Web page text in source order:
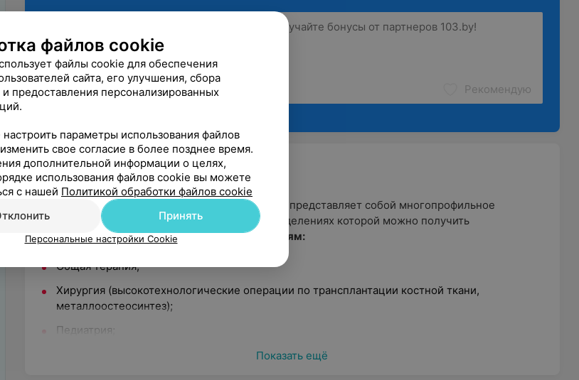
Рекомендую
О нас
Дзержинская центральная районная больница представляет собой многопрофильное
лечебно-профилактическое учреждение, в отделениях которой можно получить
профессиональную помощь по 24направлениям:
Общая терапия;
Хирургия (высокотехнологические операции по трансплантации костной ткани,
металлоостеосинтез);
Педиатрия;
Показать ещё
файлов cookie
файлы cookie для обеспечения
сайта, его улучшения, сбора
и предоставления персонализированных
параметры использования файлов
свое согласие в более позднее время.
дополнительной информации о целях,
использования файлов cookie вы можете
с нашей Политикой обработки файлов cookie
Принять
Персональные настройки Cookie